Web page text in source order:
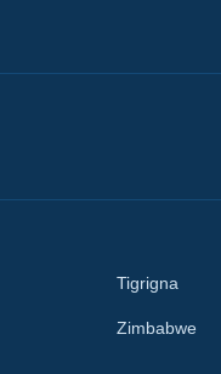
Tigrigna
Zimbabwe